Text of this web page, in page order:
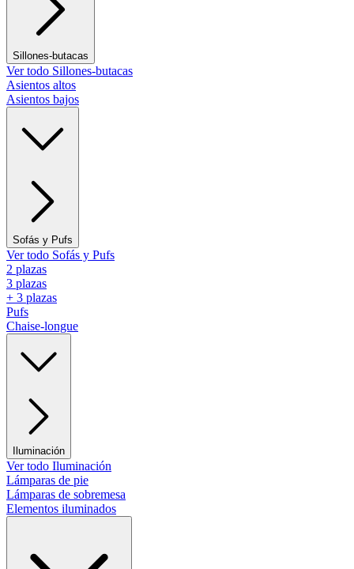
Sillones-butacas
Ver todo Sillones-butacas
Asientos altos
Asientos bajos
Sofás y Pufs
Ver todo Sofás y Pufs
2 plazas
3 plazas
+ 3 plazas
Pufs
Chaise-longue
Iluminación
Ver todo Iluminación
Lámparas de pie
Lámparas de sobremesa
Elementos iluminados